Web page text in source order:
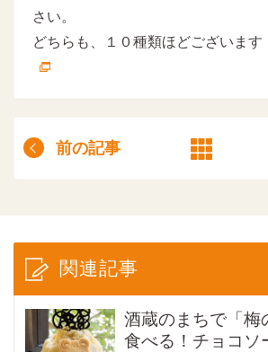
さい。
どちらも、１０種類ほどございます
前の記事
関連記事
酒蔵のまちで「梅
食べる！チョコソ